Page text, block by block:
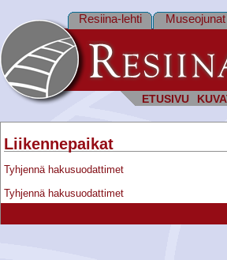
ETUSIVU
Resiina-lehti Museojunat
Liikennepaikat
Tyhjennä hakusuodattimet
Tyhjennä hakusuodattimet